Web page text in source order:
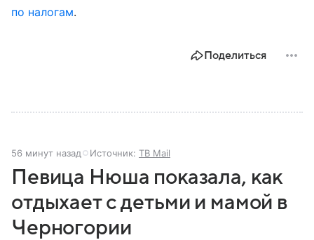
по налогам.
Поделиться
56 минут назад Источник: ТВ Mail
Певица Нюша показала, как
отдыхает с детьми и мамой в
Черногории